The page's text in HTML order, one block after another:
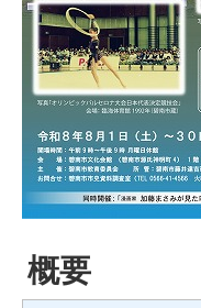
概要